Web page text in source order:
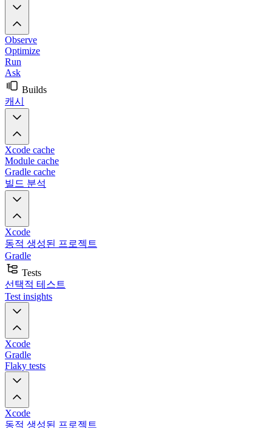
Observe
Optimize
Run
Ask
Builds
캐시
Xcode cache
Module cache
Gradle cache
빌드 분석
Xcode
동적 생성된 프로젝트
Gradle
Tests
선택적 테스트
Test insights
Xcode
Gradle
Flaky tests
Xcode
동적 생성된 프로젝트